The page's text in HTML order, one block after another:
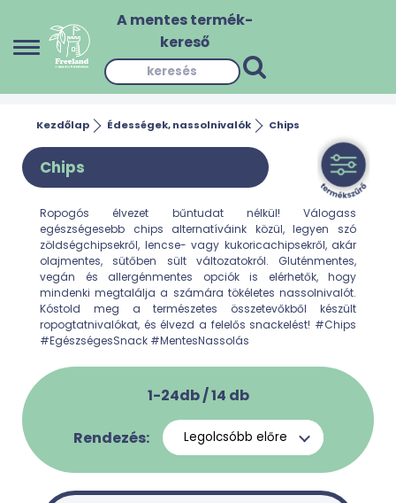
A mentes termék-
kereső
Kezdőlap Édességek, nassolnivalók Chips
Chips
Ropogós élvezet bűntudat nélkül! Válogass
egészségesebb chips alternatíváink közül, legyen szó
zöldségchipsekről, lencse- vagy kukoricachipsekről, akár
olajmentes, sütőben sült változatokról. Gluténmentes,
vegán és allergénmentes opciók is elérhetők, hogy
mindenki megtalálja a számára tökéletes nassolnivalót.
Kóstold meg a természetes összetevőkből készült
ropogtatnivalókat, és élvezd a felelős snackelést! #Chips
#EgészségesSnack #MentesNassolás
1-24db /14 db
Rendezés: